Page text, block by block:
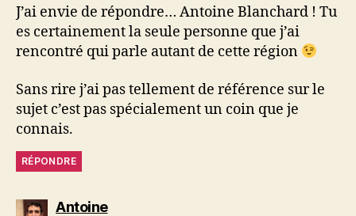
J’ai envie de répondre… Antoine Blanchard ! Tu
es certainement la seule personne que j’ai
rencontré qui parle autant de cette région
Sans rire j’ai pas tellement de référence sur le
sujet c’est pas spécialement un coin que je
connais.
RÉPONDRE
Antoinedit :